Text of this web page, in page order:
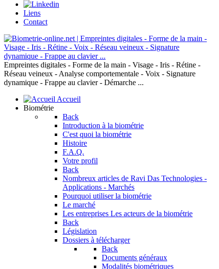
Liens
Contact
Empreintes digitales - Forme de la main - Visage - Iris - Rétine -
Réseau veineux - Analyse comportementale - Voix - Signature
dynamique - Frappe au clavier - Démarche ...
Accueil
Biométrie
Back
Introduction à la biométrie
C'est quoi la biométrie
Histoire
F.A.Q.
Votre profil
Back
Nombreux articles de Ravi Das Technologies -
Applications - Marchés
Pourquoi utiliser la biométrie
Le marché
Les entreprises Les acteurs de la biométrie
Back
Législation
Dossiers à télécharger
Back
Documents généraux
Modalités biométriques